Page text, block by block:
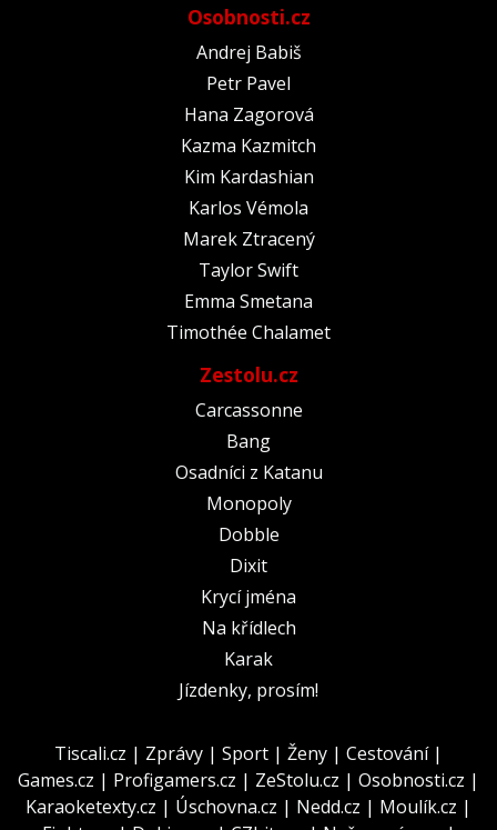
Osobnosti.cz
Andrej Babiš
Petr Pavel
Hana Zagorová
Kazma Kazmitch
Kim Kardashian
Karlos Vémola
Marek Ztracený
Taylor Swift
Emma Smetana
Timothée Chalamet
Zestolu.cz
Carcassonne
Bang
Osadníci z Katanu
Monopoly
Dobble
Dixit
Krycí jména
Na křídlech
Karak
Jízdenky, prosím!
Tiscali.cz | Zprávy | Sport | Ženy | Cestování|
Games.cz | Profigamers.cz | ZeStolu.cz | Osobnosti.cz |
Karaoketexty.cz | Úschovna.cz | Nedd.cz | Moulík.cz |